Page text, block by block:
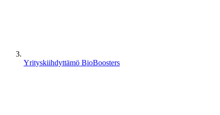
Yrityskiihdyttämö BioBoosters